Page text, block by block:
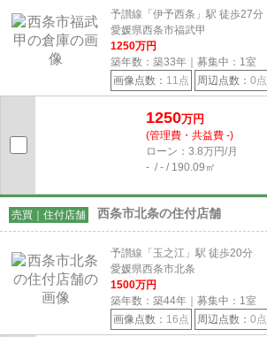
予讃線「伊予西条」駅 徒歩27分
愛媛県西条市福武甲
1250万円
築年数：築33年｜募集中： 1室
画像点数： 11点 周辺点数： 0点
1250万円
(管理費・共益費 -)
ローン：3.8万円/月
- / - / 190.09㎡
売買｜住付店舗 西条市北条の住付店舗
予讃線「玉之江」駅 徒歩20分
愛媛県西条市北条
1500万円
築年数：築44年｜募集中： 1室
画像点数： 16点 周辺点数： 0点